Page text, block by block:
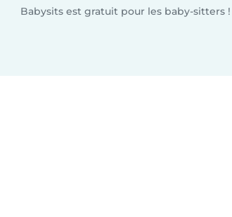
Babysits est gratuit pour les baby-sitters !